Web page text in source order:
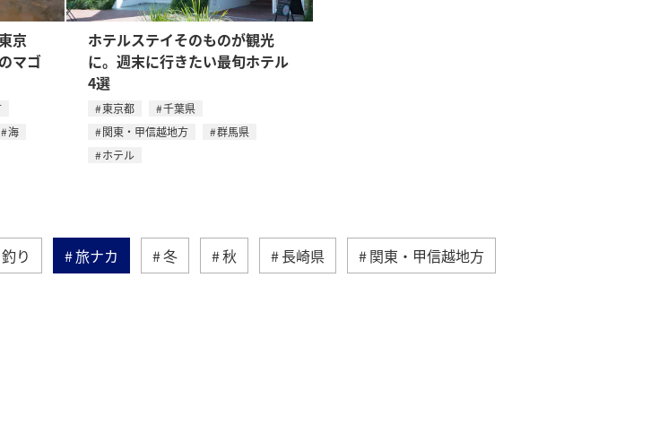
京
マゴ
海
ホテルステイそのものが観光
に。週末に行きたい最旬ホテル
4選
東京都
千葉県
関東・甲信越地方
群馬県
ホテル
釣り 旅ナカ 冬 秋 長崎県 関東・甲信越地方